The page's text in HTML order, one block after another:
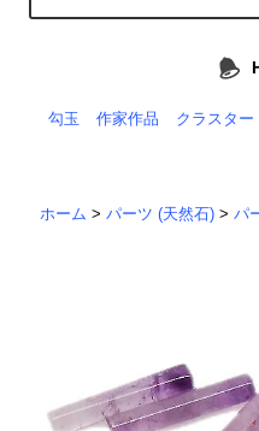
勾玉 作家作品 クラスター
ホーム >パーツ (天然石) >パ